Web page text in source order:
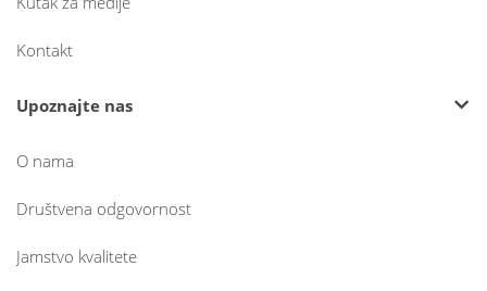
Kontakt
Upoznajte nas
O nama
Društvena odgovornost
Jamstvo kvalitete